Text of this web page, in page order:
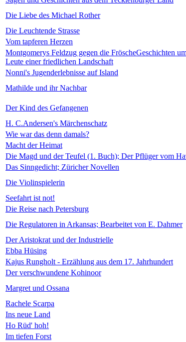
Die Liebe des Michael Rother
Die Leuchtende Strasse
Vom tapferen Herzen
Montgomerys Feldzug gegen die FröscheGeschichten
Leute einer friedlichen Landschaft
Nonni's Jugenderlebnisse auf Island
Mathilde und ihr Nachbar
Der Kind des Gefangenen
H. C.Andersen's Märchenschatz
Wie war das denn damals?
Macht der Heimat
Die Magd und der Teufel (1. Buch); Der Pflüger vom
Das Sinngedicht; Züricher Novellen
Die Violinspielerin
Seefahrt ist not!
Die Reise nach Petersburg
Die Regulatoren in Arkansas; Bearbeitet von E. Dahmer
Der Aristokrat und der Industrielle
Ebba Hüsing
Kajus Rungholt - Erzählung aus dem 17. Jahrhundert
Der verschwundene Kohinoor
Margret und Ossana
Rachele Scarpa
Ins neue Land
Ho Rüd' hoh!
Im tiefen Forst